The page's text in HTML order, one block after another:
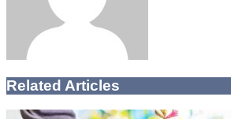
Related Articles